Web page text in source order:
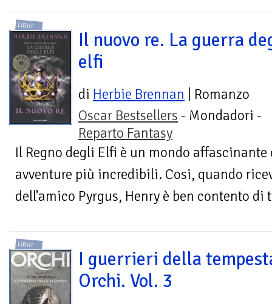
LIBRI
Il nuovo re. La guerra
elfi
di Herbie Brennan | Romanzo
Oscar Bestsellers - Mondadori -
Reparto Fantasy
Il Regno degli Elfi è un mondo
avventure più incredibili. Cosi, quando
dell'amico Pyrgus, Henry è ben contento di
LIBRI
I guerrieri della
Orchi. Vol. 3